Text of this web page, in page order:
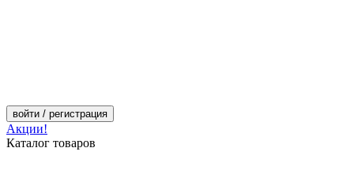
войти / регистрация
Акции!
Каталог товаров